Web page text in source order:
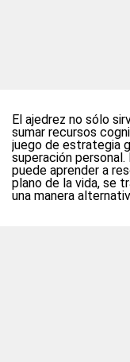
El ajedrez no sólo
sumar recursos
juego de estrategia
superación
puede aprender a
plano de la vida, se
una manera